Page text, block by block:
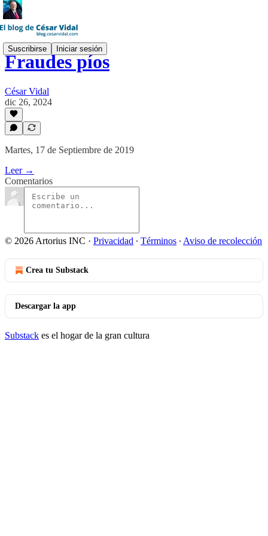
Suscribirse Iniciar sesión
Fraudes píos
César Vidal
dic 26, 2024
Martes, 17 de Septiembre de 2019
Leer →
Comentarios
© 2026 Artorius INC · Privacidad ∙ Términos ∙ Aviso de recolección
Crea tu Substack
Descargar la app
Substack es el hogar de la gran cultura